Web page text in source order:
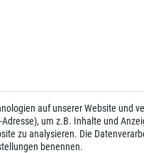
auf unserer Website und
um z.B. Inhalte und
zu analysieren. Die
benennen.